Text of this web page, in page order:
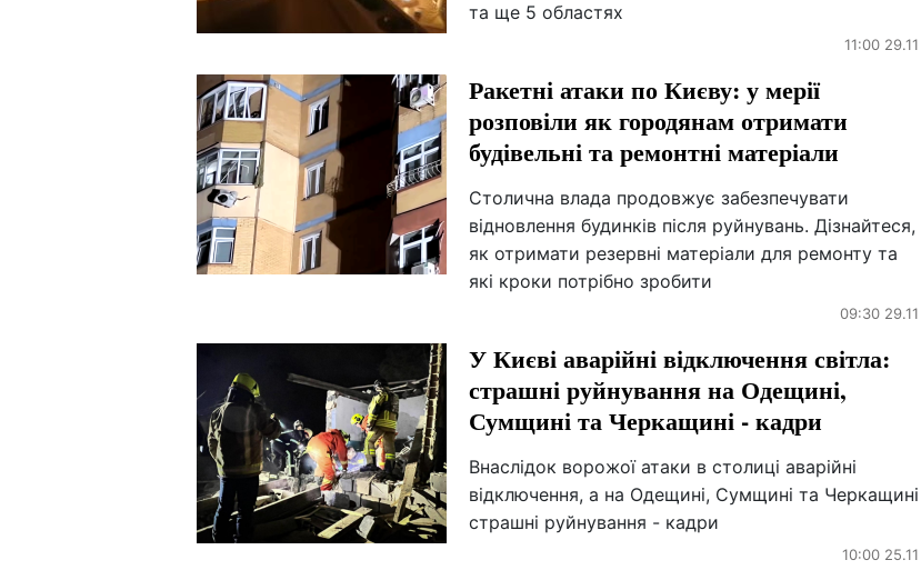
та ще 5 областях
11:00 29.11
Ракетні атаки по Києву: у мерії
розповіли як городянам отримати
будівельні та ремонтні матеріали
Столична влада продовжує забезпечувати
відновлення будинків після руйнувань. Дізнайтеся,
як отримати резервні матеріали для ремонту та
які кроки потрібно зробити
09:30 29.11
У Києві аварійні відключення світла:
страшні руйнування на Одещині,
Сумщині та Черкащині - кадри
Внаслідок ворожої атаки в столиці аварійні
відключення, а на Одещині, Сумщині та Черкащині
страшні руйнування - кадри
10:00 25.11